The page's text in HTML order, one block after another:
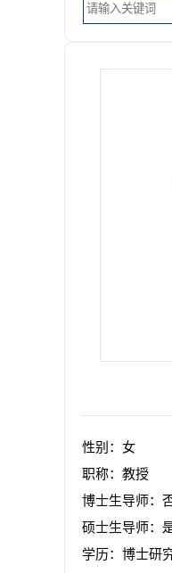
性别：女
职称：教授
博士生导师：
硕士生导师：
学历：博士研